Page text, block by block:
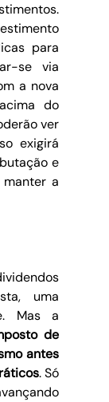
para
se via
a nova
do
ver
exigirá
e
a
uma
Mas a
de
antes
. Só